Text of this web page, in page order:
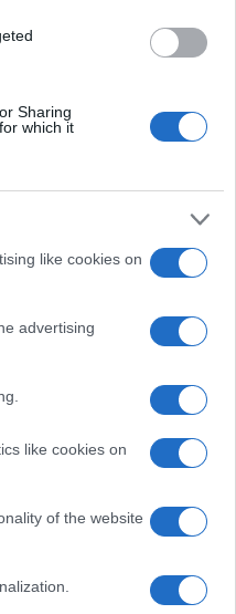
Sharing
which it
like cookies on
advertising
like cookies on
of the website
si sono
valide
sono
storia
anche